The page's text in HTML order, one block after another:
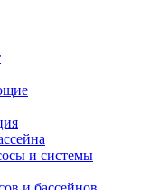
и системы